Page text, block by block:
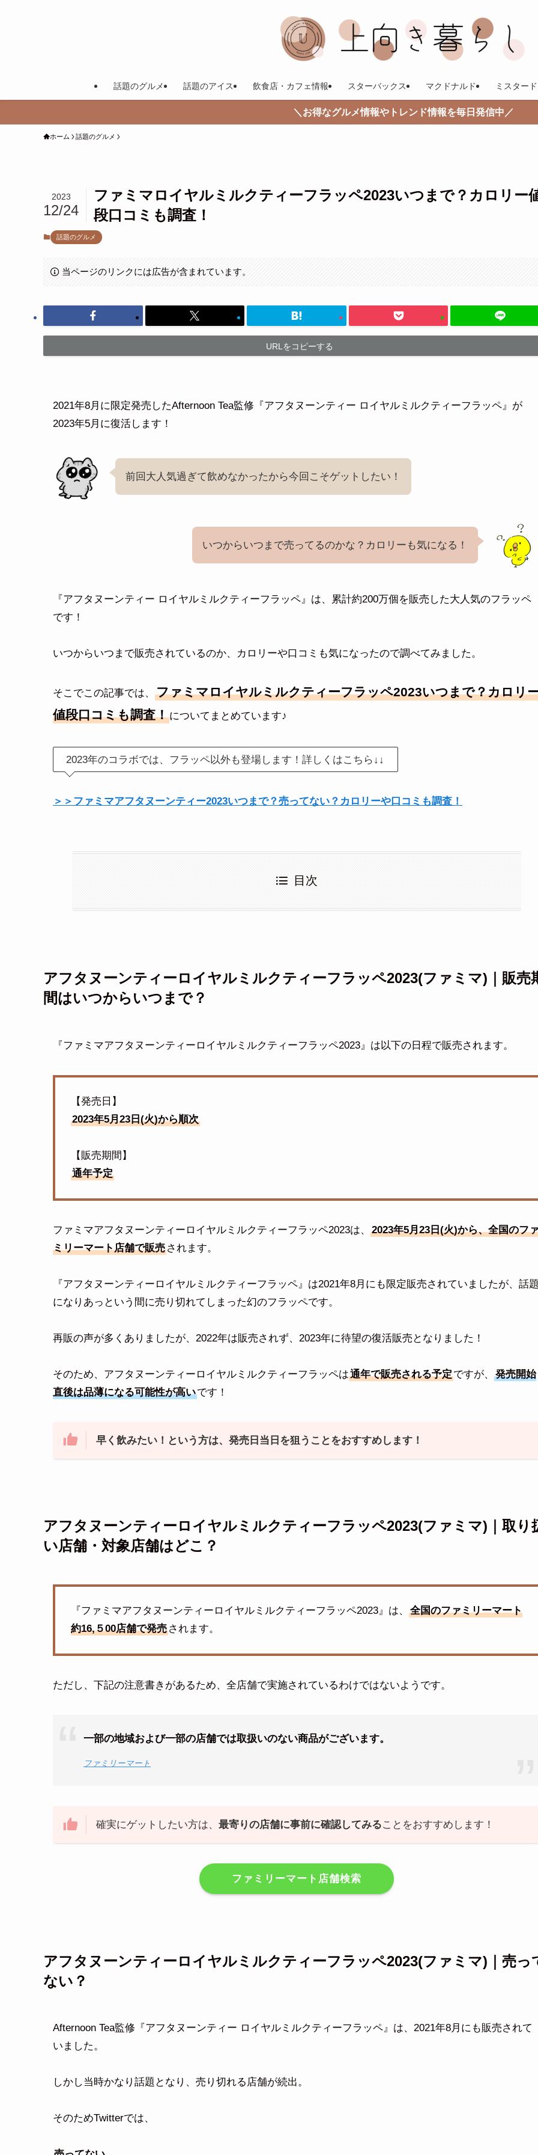
話題のグルメ 話題のアイス 飲食店・カフェ情報 スターバックス マクドナルド ミスター
＼お得なグルメ情報やトレンド情報を毎日発信中／
ホーム 話題のグルメ
ファミマロイヤルミルクティーフラッペ2023いつまで？カロリー
段口コミも調査！
2023
12/24
話題のグルメ
当ページのリンクには広告が含まれています。
URLをコピーする
2021年8月に限定発売したAfternoon Tea監修『アフタヌーンティー ロイヤルミルクティーフラッペ』が
2023年5月に復活します！
前回大人気過ぎて飲めなかったから今回こそゲットしたい！
いつからいつまで売ってるのかな？カロリーも気になる！
『アフタヌーンティー ロイヤルミルクティーフラッペ』は、累計約200万個を販売した大人気のフラッペ
です！
いつからいつまで販売されているのか、カロリーや口コミも気になったので調べてみました。
そこでこの記事では、
ファミマロイヤルミルクティーフラッペ2023いつまで？カロリ
値段口コミも調査！についてまとめています♪
2023年のコラボでは、フラッペ以外も登場します！詳しくはこちら↓↓
＞＞ファミマアフタヌーンティー2023いつまで？売ってない？カロリーや口コミも調査！
目次
アフタヌーンティーロイヤルミルクティーフラッペ2023(ファミマ)｜販売
間はいつからいつまで？
『ファミマアフタヌーンティーロイヤルミルクティーフラッペ2023』は以下の日程で販売されます。
【発売日】
2023年5月23日(火)から順次
【販売期間】
通年予定
ファミマアフタヌーンティーロイヤルミルクティーフラッペ2023は、
2023年5月23日(火)から、全国のフ
ミリーマート店舗で販売 されます。
『アフタヌーンティーロイヤルミルクティーフラッペ』は2021年8月にも限定販売されていましたが、話
になりあっという間に売り切れてしまった幻のフラッペです。
再販の声が多くありましたが、2022年は販売されず、2023年に待望の復活販売となりました！
そのため、アフタヌーンティーロイヤルミルクティーフラッペは通年で販売される予定ですが、
発売開始
直後は品薄になる可能性が高いです！
早く飲みたい！という方は、発売日当日を狙うことをおすすめします！
アフタヌーンティーロイヤルミルクティーフラッペ2023(ファミマ)｜取り
い店舗・対象店舗はどこ？
『ファミマアフタヌーンティーロイヤルミルクティーフラッペ2023』は、
全国のファミリーマート
約16,５00店舗で発売されます。
ただし、下記の注意書きがあるため、全店舗で実施されているわけではないようです。
一部の地域および一部の店舗では取扱いのない商品がございます。
ファミリーマート
確実にゲットしたい方は、最寄りの店舗に事前に確認してみることをおすすめします！
ファミリーマート店舗検索
アフタヌーンティーロイヤルミルクティーフラッペ2023(ファミマ)｜売っ
ない？
Afternoon Tea監修『アフタヌーンティー ロイヤルミルクティーフラッペ』は、2021年8月にも販売されて
いました。
しかし当時かなり話題となり、売り切れる店舗が続出。
そのためTwitterでは、